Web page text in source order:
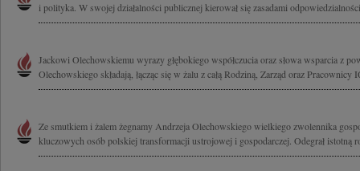
i polityka. W swojej działalności publicznej kierował się zasadami
Jackowi Olechowskiemu wyrazy głębokiego współczucia oraz słowa wsparcia z
Olechowskiego składają, łącząc się w żalu z całą Rodziną, Zarząd oraz Pracownicy
Ze smutkiem i żalem żegnamy Andrzeja Olechowskiego wielkiego zwolennika
kluczowych osób polskiej transformacji ustrojowej i gospodarczej. Odegrał istotną